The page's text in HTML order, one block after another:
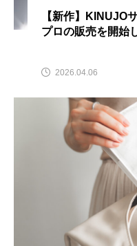
【新作】KINUJO
プロの販売を開始
2026.04.06